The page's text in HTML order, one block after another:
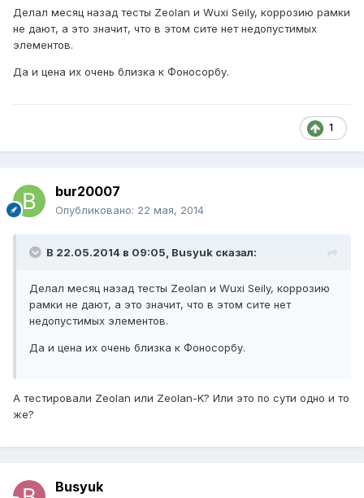
Делал месяц назад тесты Zeolan и Wuxi Seily, коррозию рамки
не дают, а это значит, что в этом сите нет недопустимых
элементов.
Да и цена их очень близка к Фоносорбу.
1
bur20007
Опубликовано: 22 мая, 2014
В 22.05.2014 в 09:05, Busyuk сказал:
Делал месяц назад тесты Zeolan и Wuxi Seily, коррозию
рамки не дают, а это значит, что в этом сите нет
недопустимых элементов.
Да и цена их очень близка к Фоносорбу.
А тестировали Zeolan или Zeolan-K? Или это по сути одно и то
же?
Busyuk